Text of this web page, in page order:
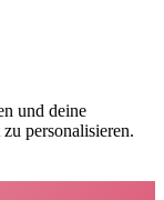
und deine
personalisieren.